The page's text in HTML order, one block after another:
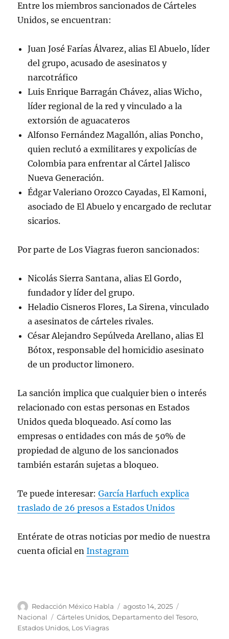
Entre los miembros sancionados de Cárteles
Unidos, se encuentran:
Juan José Farías Álvarez, alias El Abuelo, líder
del grupo, acusado de asesinatos y
narcotráfico
Luis Enrique Barragán Chávez, alias Wicho,
líder regional de la red y vinculado a la
extorsión de aguacateros
Alfonso Fernández Magallón, alias Poncho,
quien reclutó a exmilitares y expolicías de
Colombia para enfrentar al Cártel Jalisco
Nueva Generación.
Édgar Valeriano Orozco Cayadas, El Kamoni,
asociado de El Abuelo y encargado de reclutar
sicarios.
Por parte de Los Viagras fueron sancionados:
Nicolás Sierra Santana, alias El Gordo,
fundador y líder del grupo.
Heladio Cisneros Flores, La Sirena, vinculado
a asesinatos de cárteles rivales.
César Alejandro Sepúlveda Arellano, alias El
Bótox, responsable del homicidio asesinato
de un productor limonero.
La sanción implica que cualquier bien o interés
relacionado con estas personas en Estados
Unidos queda bloqueado. Así como las
empresas o entidades con más de 50% de
propiedad de alguno de los sancionados
también estarán sujetas a bloqueo.
Te puede interesar:García Harfuch explica
traslado de 26 presos a Estados Unidos
Entérate de otras noticias por medio de nuestra
cuenta oficial enInstagram
A
u
t
Redacción México Habla
P
u
agosto 14, 2025
a
Nacional
E
t
Cárteles Unidos, Departamento del Tesoro,
Estados Unidos, Los Viagras